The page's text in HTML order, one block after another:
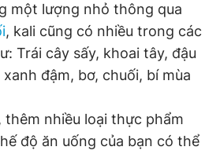
một lượng nhỏ thông qua
, kali cũng có nhiều trong các
Trái cây sấy, khoai tây, đậu
đậm, bơ, chuối, bí mùa
nhiều loại thực phẩm
độ ăn uống của bạn có thể